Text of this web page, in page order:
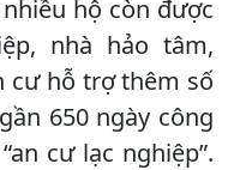
hộ còn được
nhà hảo tâm,
cư hỗ trợ thêm số
650 ngày công
cư lạc nghiệp”.